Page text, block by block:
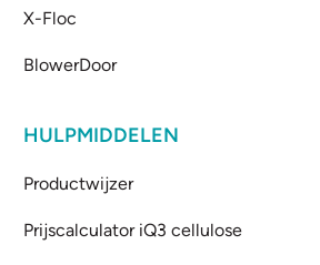
X-Floc
BlowerDoor
HULPMIDDELEN
Productwijzer
Prijscalculator iQ3 cellulose